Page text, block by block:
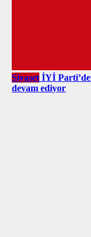
Siyaset İYİ
devam ediyor